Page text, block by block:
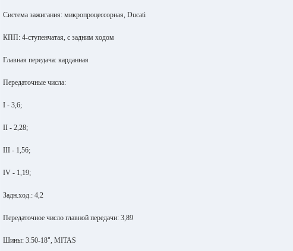
Система зажигания: микропроцессорная, Ducati
КПП: 4-ступенчатая, с задним ходом
Главная передача: карданная
Передаточные числа:
I - 3,6;
II - 2,28;
III - 1,56;
IV - 1,19;
Задн.ход.: 4,2
Передаточное число главной передачи: 3,89
Шины: 3.50-18", MITAS